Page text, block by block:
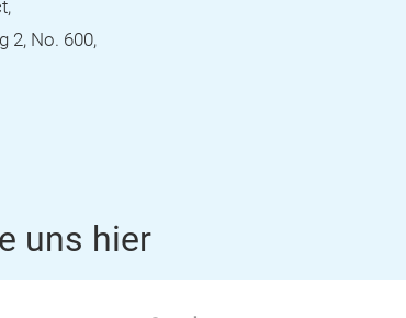
2, No. 600,
uns hier